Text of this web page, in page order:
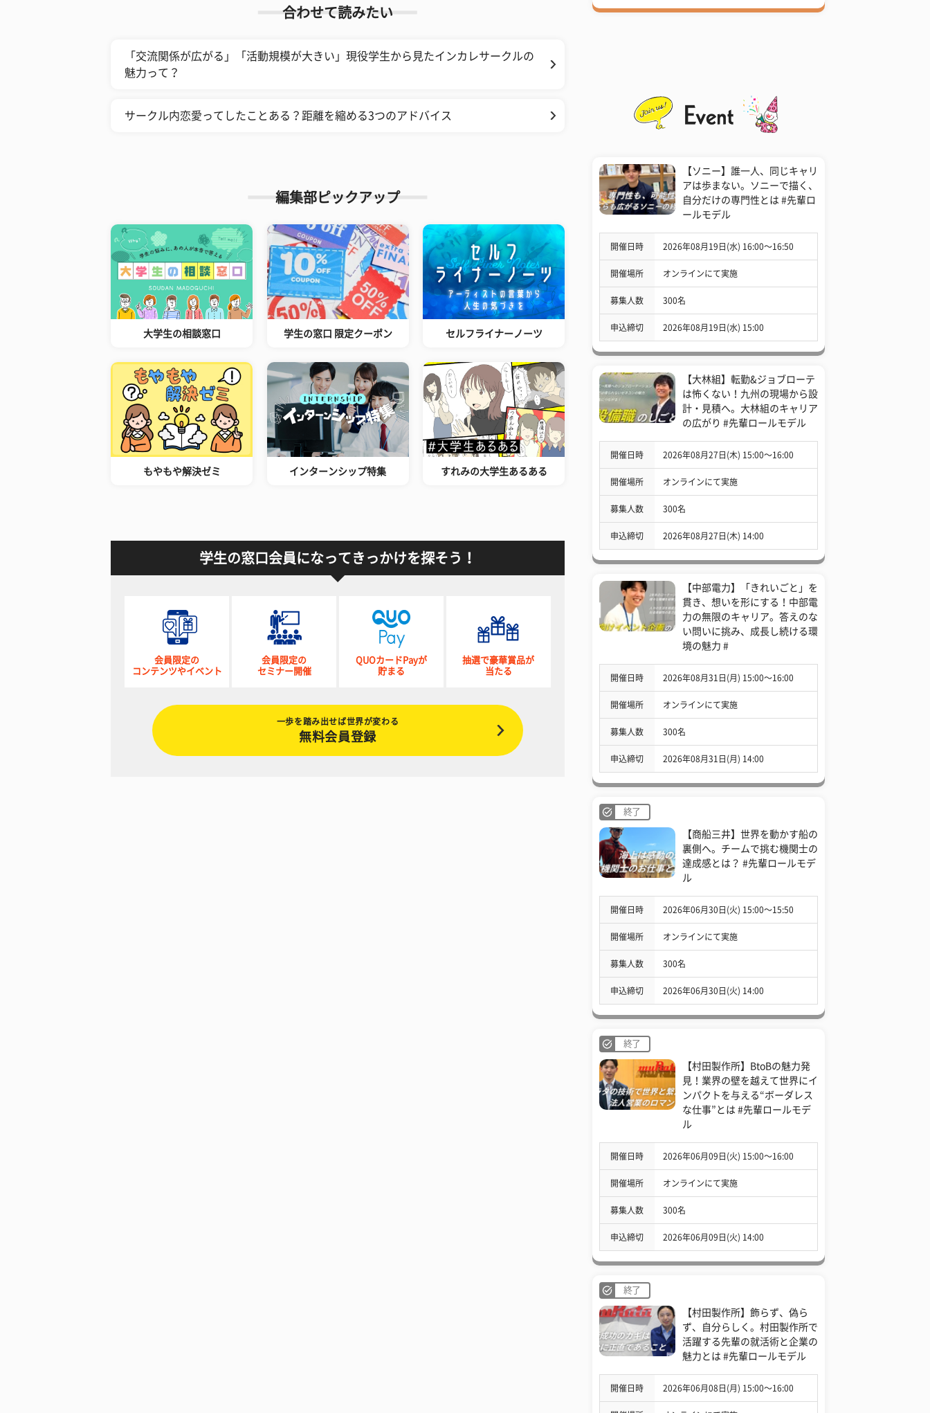
合わせて読みたい
「交流関係が広がる」「活動規模が大きい」現役学生から見たインカレサークルの
魅力って？
サークル内恋愛ってしたことある？距離を縮める3つのアドバイス
編集部ピックアップ
大学生の相談窓口 学生の窓口 限定クーポン セルフライナーノーツ
もやもや解決ゼミ インターンシップ特集 すれみの大学生あるある
学生の窓口会員になってきっかけを探そう！
会員限定の
コンテンツやイベント
会員限定の
セミナー開催
QUOカードPayが
貯まる
抽選で豪華賞品が
当たる
一歩を踏み出せば世界が変わる
無料会員登録
【ソニー】誰一人、同じキャリ
アは歩まない。ソニーで描く、
自分だけの専門性とは #先輩ロ
ールモデル
開催日時 2026年08月19日(水) 16:00〜16:50
開催場所 オンラインにて実施
募集人数 300名
申込締切 2026年08月19日(水) 15:00
【大林組】転勤&ジョブローテ
は怖くない！九州の現場から設
計・見積へ。大林組のキャリア
の広がり #先輩ロールモデル
開催日時 2026年08月27日(木) 15:00〜16:00
開催場所 オンラインにて実施
募集人数 300名
申込締切 2026年08月27日(木) 14:00
【中部電力】「きれいごと」を
貫き、想いを形にする！中部電
力の無限のキャリア。答えのな
い問いに挑み、成長し続ける環
境の魅力 #
開催日時 2026年08月31日(月) 15:00〜16:00
開催場所 オンラインにて実施
募集人数 300名
申込締切 2026年08月31日(月) 14:00
終了
【商船三井】世界を動かす船の
裏側へ。チームで挑む機関士の
達成感とは？ #先輩ロールモデ
ル
開催日時 2026年06月30日(火) 15:00〜15:50
開催場所 オンラインにて実施
募集人数 300名
申込締切 2026年06月30日(火) 14:00
終了
【村田製作所】BtoBの魅力発
見！業界の壁を越えて世界にイ
ンパクトを与える“ボーダレス
な仕事”とは #先輩ロールモデ
ル
開催日時 2026年06月09日(火) 15:00〜16:00
開催場所 オンラインにて実施
募集人数 300名
申込締切 2026年06月09日(火) 14:00
終了
【村田製作所】飾らず、偽ら
ず、自分らしく。村田製作所で
活躍する先輩の就活術と企業の
魅力とは #先輩ロールモデル
開催日時 2026年06月08日(月) 15:00〜16:00